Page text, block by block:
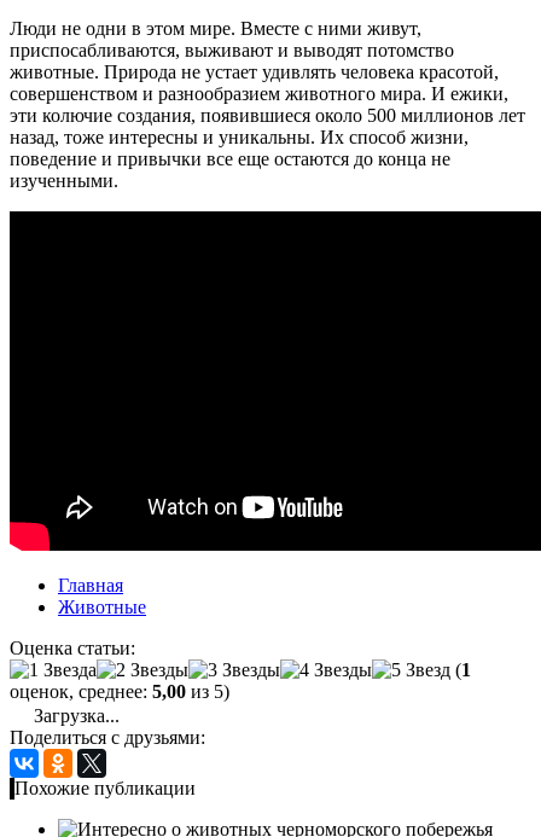
Люди не одни в этом мире. Вместе с ними живут,
приспосабливаются, выживают и выводят потомство
животные. Природа не устает удивлять человека красотой,
совершенством и разнообразием животного мира. И ежики,
эти колючие создания, появившиеся около 500 миллионов лет
назад, тоже интересны и уникальны. Их способ жизни,
поведение и привычки все еще остаются до конца не
изученными.
Главная
Животные
Оценка статьи:
(1
оценок, среднее: 5,00 из 5)
Загрузка...
Поделиться с друзьями:
Похожие публикации